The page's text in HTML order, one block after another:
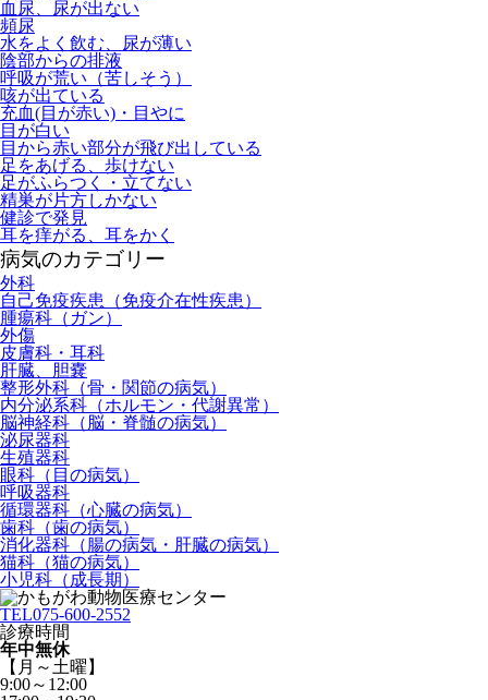
血尿、尿が出ない
頻尿
水をよく飲む、尿が薄い
陰部からの排液
呼吸が荒い（苦しそう）
咳が出ている
充血(目が赤い)・目やに
目が白い
目から赤い部分が飛び出している
足をあげる、歩けない
足がふらつく・立てない
精巣が片方しかない
健診で発見
耳を痒がる、耳をかく
病気のカテゴリー
外科
自己免疫疾患（免疫介在性疾患）
腫瘍科（ガン）
外傷
皮膚科・耳科
肝臓、胆嚢
整形外科（骨・関節の病気）
内分泌系科（ホルモン・代謝異常）
脳神経科（脳・脊髄の病気）
泌尿器科
生殖器科
眼科（目の病気）
呼吸器科
循環器科（心臓の病気）
歯科（歯の病気）
消化器科（腸の病気・肝臓の病気）
猫科（猫の病気）
小児科（成長期）
TEL075-600-2552
診療時間
年中無休
【月～土曜】
9:00～12:00